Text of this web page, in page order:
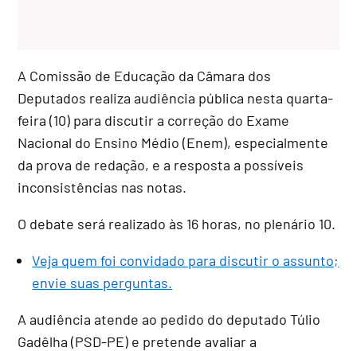
A Comissão de Educação da Câmara dos
Deputados realiza audiência pública nesta quarta-
feira (10) para discutir a correção do Exame
Nacional do Ensino Médio (Enem), especialmente
da prova de redação, e a resposta a possíveis
inconsistências nas notas.
O debate será realizado às 16 horas, no plenário 10.
Veja quem foi convidado para discutir o assunto;
envie suas perguntas.
A audiência atende ao pedido do deputado Túlio
Gadêlha (PSD-PE) e pretende avaliar a